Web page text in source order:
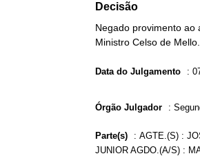
Decisão
Negado provimento ao
Ministro Celso de
Data do Julgamento :
Órgão Julgador :
Parte(s) : AGTE.(S) :
JUNIOR AGDO.(A/S) :